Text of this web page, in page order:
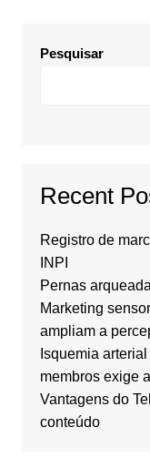
Pesquisar
Recent
Registro de
INPI
Pernas
Marketing
ampliam a
Isquemia
membros exige
Vantagens do
conteúdo